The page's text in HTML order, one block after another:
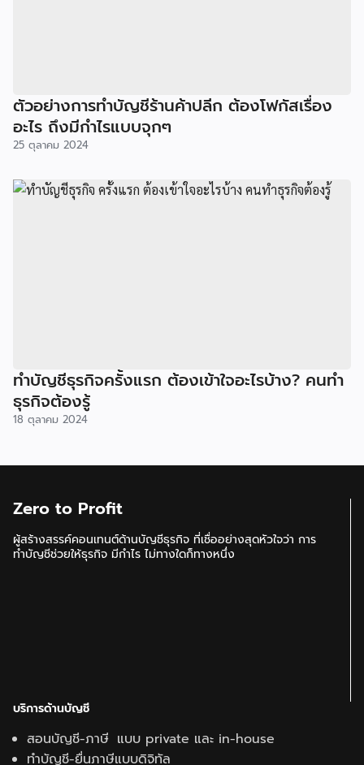
ตัวอย่างการทำบัญชีร้านค้าปลีก ต้องโฟกัสเรื่อง
อะไร ถึงมีกำไรแบบจุกๆ
25 ตุลาคม 2024
ทำบัญชีธุรกิจครั้งแรก ต้องเข้าใจอะไรบ้าง? คนทำ
ธุรกิจต้องรู้
18 ตุลาคม 2024
Zero to Profit
ผู้สร้างสรรค์คอนเทนต์ด้านบัญชีธุรกิจ ที่เชื่ออย่างสุดหัวใจว่า การ
ทำบัญชีช่วยให้ธุรกิจ มีกำไร ไม่ทางใดก็ทางหนึ่ง
บริการด้านบัญชี
สอนบัญชี-ภาษี แบบ private และ in-house
ทำบัญชี-ยื่นภาษีแบบดิจิทัล